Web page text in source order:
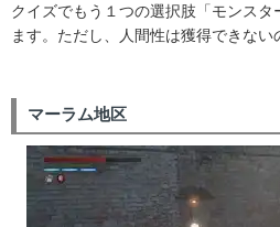
クイズでもう１つの選択肢「モンスタ
ます。ただし、人間性は獲得できない
マーラム地区